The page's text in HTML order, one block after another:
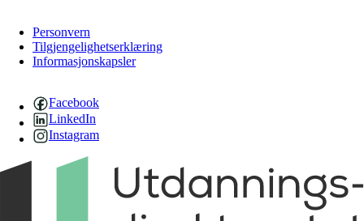
Personvern
Tilgjengelighetserklæring
Informasjonskapsler
Facebook
LinkedIn
Instagram